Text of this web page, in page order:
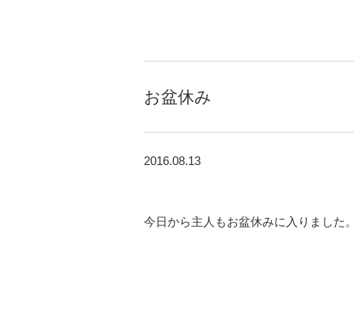
お盆休み
2016.08.13
今日から主人もお盆休みに入りました